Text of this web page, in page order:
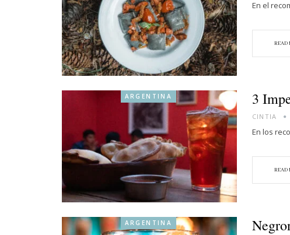
En el
READ
ARGENTINA 3
CINTIA
En los
READ
ARGENTINA